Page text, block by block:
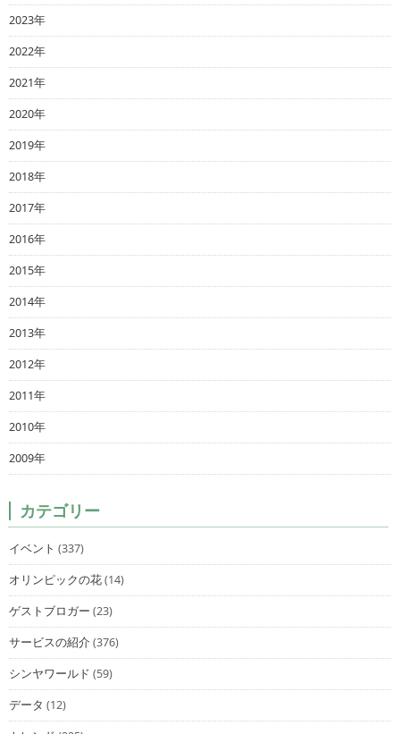
2023年
2022年
2021年
2020年
2019年
2018年
2017年
2016年
2015年
2014年
2013年
2012年
2011年
2010年
2009年
カテゴリー
イベント (337)
オリンピックの花(14)
ゲストブロガー (23)
サービスの紹介(376)
シンヤワールド (59)
データ (12)